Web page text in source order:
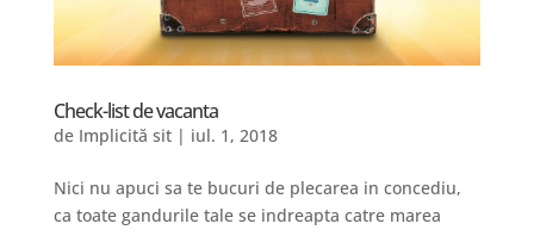
Check-list de vacanta
de Implicită sit| iul. 1, 2018
Nici nu apuci sa te bucuri de plecarea in concediu,
ca toate gandurile tale se indreapta catre marea